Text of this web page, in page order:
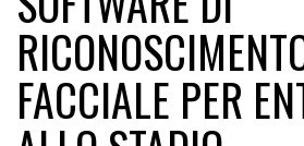
FACCIALE PER